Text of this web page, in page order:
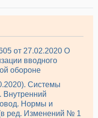
от 27.02.2020 О
вводного
обороне
Системы
Внутренний
Нормы и
ред. Изменений № 1